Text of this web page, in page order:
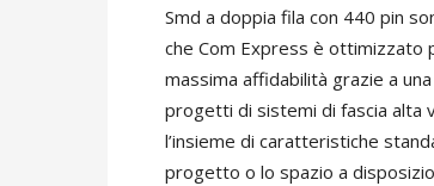
Smd a doppia fila con 440 pin
che Com Express è ottimizzato
massima affidabilità grazie a
progetti di sistemi di fascia alta
l’insieme di caratteristiche
progetto o lo spazio a